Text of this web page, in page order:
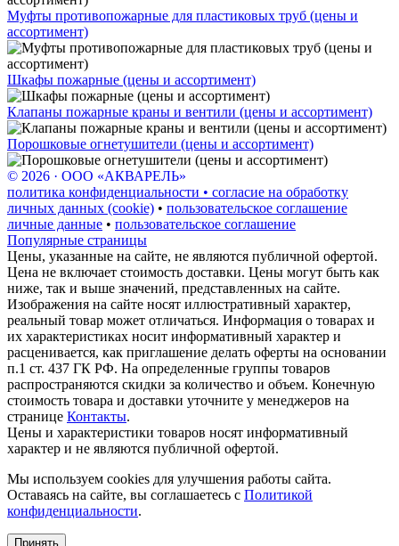
Муфты противопожарные для пластиковых труб (цены и
ассортимент)
Шкафы пожарные (цены и ассортимент)
Клапаны пожарные краны и вентили (цены и ассортимент)
Порошковые огнетушители (цены и ассортимент)
© 2026 · ООО «АКВАРЕЛЬ»
политика конфиденциальности • согласие на обработку
личных данных (cookie) • пользовательское соглашение
личные данные • пользовательское соглашение
Популярные страницы
Цены, указанные на сайте, не являются публичной офертой.
Цена не включает стоимость доставки. Цены могут быть как
ниже, так и выше значений, представленных на сайте.
Изображения на сайте носят иллюстративный характер,
реальный товар может отличаться. Информация о товарах и
их характеристиках носит информативный характер и
расценивается, как приглашение делать оферты на основании
п.1 ст. 437 ГК РФ. На определенные группы товаров
распространяются скидки за количество и объем. Конечную
стоимость товара и доставки уточните у менеджеров на
странице Контакты.
Цены и характеристики товаров носят информативный
характер и не являются публичной офертой.
Мы используем cookies для улучшения работы сайта.
Оставаясь на сайте, вы соглашаетесь с Политикой
конфиденциальности.
Принять